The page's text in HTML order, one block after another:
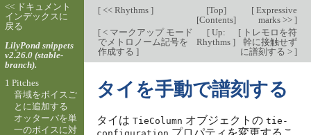
[<< Rhythms ] [Top]
[Contents]
[Expressive
marks >> ]
[< マークアップ モード
でメトロノーム記号を
作成する ]
[Up:
Rhythms]
[トレモロを符
幹に接触せず
に譜刻する > ]
タイを手動で譜刻する
タイは TieColumn オブジェクトの tie-
プロパティを変更するこ
<< ドキュメント
インデックスに
戻る
LilyPond snippets
v2.26.0 (stable-
branch).
1 Pitches
音域をボイスご
とに追加する
オッターバを単
一のボイスに対